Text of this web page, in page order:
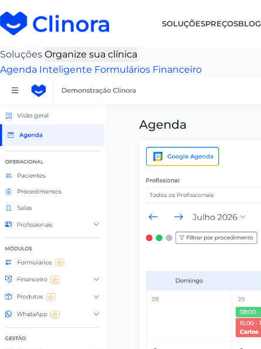
SOLUÇÕESPREÇOSBLOG
Soluções Organize sua clínica
Agenda Inteligente Formulários Financeiro